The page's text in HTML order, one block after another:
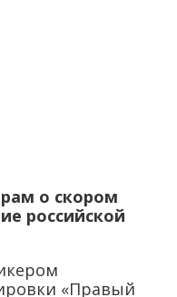
о скором
российской
«Правый